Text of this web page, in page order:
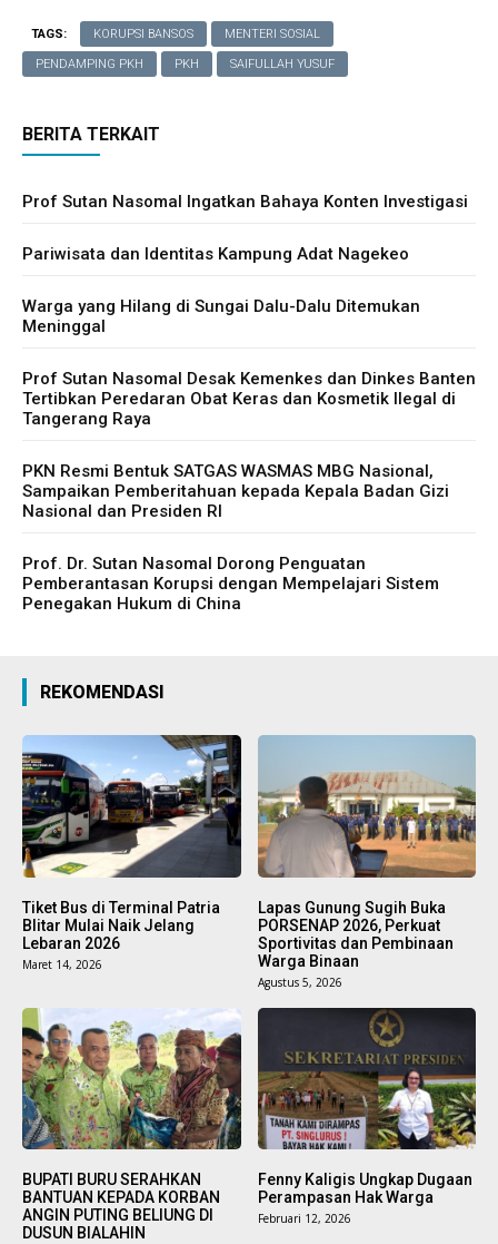
INTERNASIONAL
POLITIK
EKONOMI
PENDIDIKAN
PARIWISATA
OPINI/ESAI
ARTIKEL/FEATURE
GAYA HIDUP
OLAHRAGA
Disambut Haru Warga
INTERNASIONAL
NASIONAL
DAERAH
HUKUM
SOSIAL
PARIWISATA
TEKNOLOGI
ARTIKEL/FEATURE
INVESTIGASI
OLAHRAGA
TENTANG KAMI
Baca Juga: LMAK DESAK APH USUT DUGAAN
POTENSI KERUGIAN NEGARA DI SEKRETARIAT KOTA
AMBON, WALI KOTA DIMINTA EVALUASI PLH SEKOT
TAGS: KORUPSI BANSOS MENTERI SOSIAL
PENDAMPING PKH PKH SAIFULLAH YUSUF
BERITA TERKAIT
Prof Sutan Nasomal Ingatkan Bahaya Konten Investigasi
Pariwisata dan Identitas Kampung Adat Nagekeo
Warga yang Hilang di Sungai Dalu-Dalu Ditemukan
Meninggal
Prof Sutan Nasomal Desak Kemenkes dan Dinkes Banten
Tertibkan Peredaran Obat Keras dan Kosmetik Ilegal di
Tangerang Raya
PKN Resmi Bentuk SATGAS WASMAS MBG Nasional,
Sampaikan Pemberitahuan kepada Kepala Badan Gizi
Nasional dan Presiden RI
Prof. Dr. Sutan Nasomal Dorong Penguatan
Pemberantasan Korupsi dengan Mempelajari Sistem
Penegakan Hukum di China
REKOMENDASI
Tiket Bus di Terminal Patria
Blitar Mulai Naik Jelang
Lebaran 2026
Maret 14, 2026
Lapas Gunung Sugih Buka
PORSENAP 2026, Perkuat
Sportivitas dan Pembinaan
Warga Binaan
Agustus 5, 2026
BUPATI BURU SERAHKAN
BANTUAN KEPADA KORBAN
ANGIN PUTING BELIUNG DI
DUSUN BIALAHIN
Fenny Kaligis Ungkap Dugaan
Perampasan Hak Warga
Februari 12, 2026